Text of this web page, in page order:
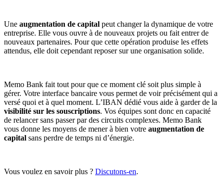
Une augmentation de capital peut changer la dynamique de votre
entreprise. Elle vous ouvre à de nouveaux projets ou fait entrer de
nouveaux partenaires. Pour que cette opération produise les effets
attendus, elle doit cependant reposer sur une organisation solide.
Memo Bank fait tout pour que ce moment clé soit plus simple à
gérer. Votre interface bancaire vous permet de voir précisément qui a
versé quoi et à quel moment. L’IBAN dédié vous aide à garder de la
visibilité sur les souscriptions. Vos équipes sont donc en capacité
de relancer sans passer par des circuits complexes. Memo Bank
vous donne les moyens de mener à bien votre augmentation de
capital sans perdre de temps ni d’énergie.
Vous voulez en savoir plus ? Discutons-en.